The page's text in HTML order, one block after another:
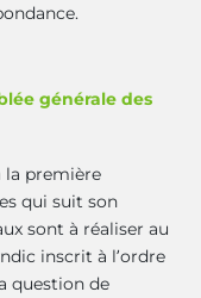
générale des
la première
qui suit son
sont à réaliser au
inscrit à l’ordre
question de